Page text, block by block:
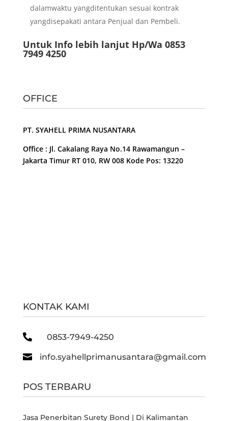
dalamwaktu yangditentukan sesuai kontrak
yangdisepakati antara Penjual dan Pembeli.
Untuk Info lebih lanjut Hp/Wa 0853
7949 4250
OFFICE
PT. SYAHELL PRIMA NUSANTARA
Office : Jl. Cakalang Raya No.14 Rawamangun –
Jakarta Timur RT 010, RW 008 Kode Pos: 13220
KONTAK KAMI
 0853-7949-4250
 info.syahellprimanusantara@gmail.com
POS TERBARU
Jasa Penerbitan Surety Bond | Di Kalimantan